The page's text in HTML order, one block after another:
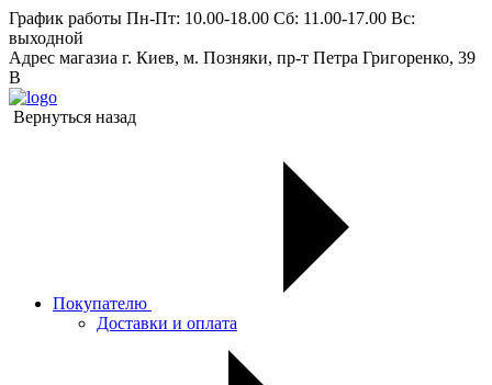
График работы Пн-Пт: 10.00-18.00 Сб: 11.00-17.00 Вс:
выходной
Адрес магазиа г. Киев, м. Позняки, пр-т Петра Григоренко, 39
В
Вернуться назад
Покупателю
Доставки и оплата